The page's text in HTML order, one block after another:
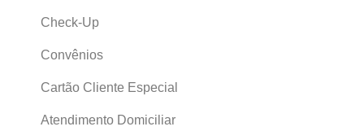
Check-Up
Convênios
Cartão Cliente Especial
Atendimento Domiciliar